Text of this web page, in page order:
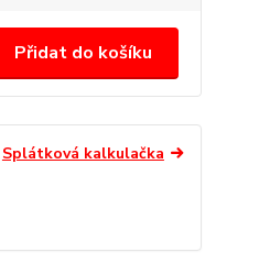
Přidat do košíku
Splátková kalkulačka